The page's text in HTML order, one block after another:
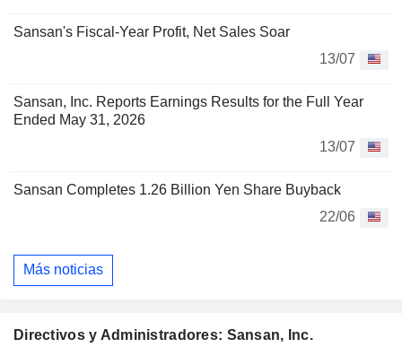
Sansan's Fiscal-Year Profit, Net Sales Soar
13/07
Sansan, Inc. Reports Earnings Results for the Full Year
Ended May 31, 2026
13/07
Sansan Completes 1.26 Billion Yen Share Buyback
22/06
Más noticias
Directivos y Administradores: Sansan, Inc.